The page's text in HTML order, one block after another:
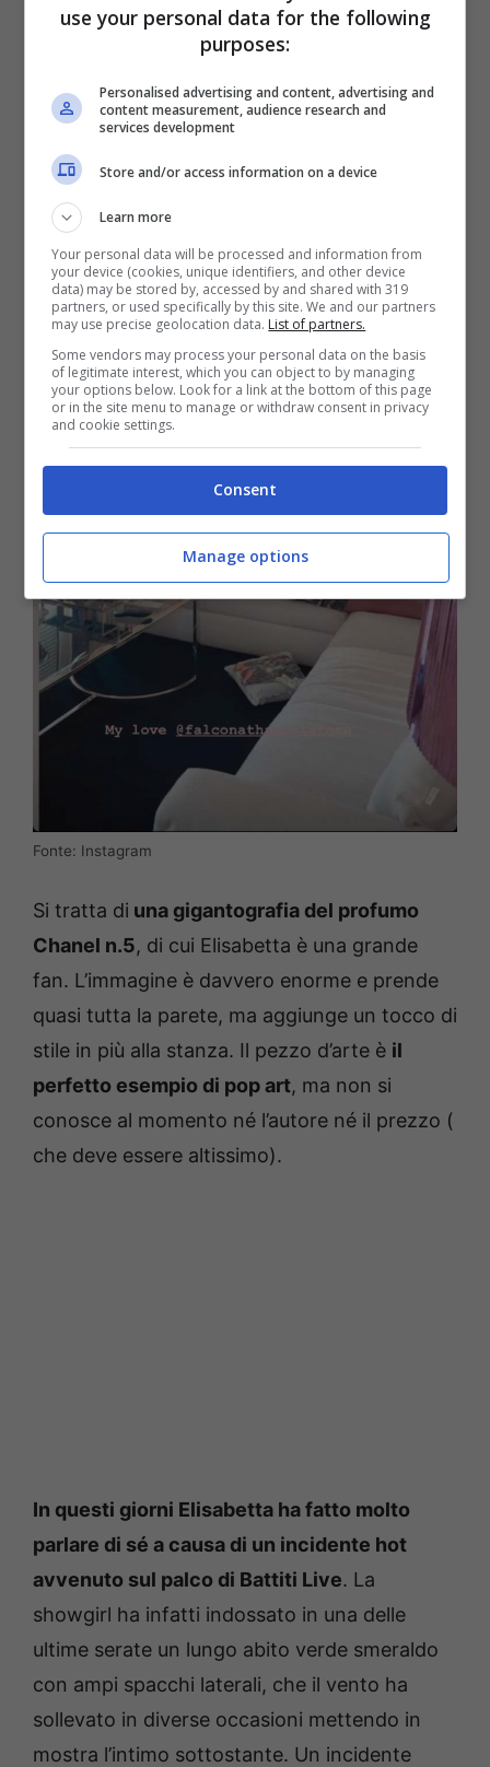
incredibile.
Fonte: Instagram
Si tratta di una gigantografia del profumo
Chanel n.5, di cui Elisabetta è una grande
fan. L’immagine è davvero enorme e prende
quasi tutta la parete, ma aggiunge un tocco di
stile in più alla stanza. Il pezzo d’arte è il
perfetto esempio di pop art, ma non si
conosce al momento né l’autore né il prezzo (
che deve essere altissimo).
In questi giorni Elisabetta ha fatto molto
parlare di sé a causa di un incidente hot
avvenuto sul palco di Battiti Live. La
showgirl ha infatti indossato in una delle
ultime serate un lungo abito verde smeraldo
con ampi spacchi laterali, che il vento ha
sollevato in diverse occasioni mettendo in
mostra l’intimo sottostante. Un incidente
use your personal data for the following
purposes:
Personalised advertising and content, advertising and
content measurement, audience research and
services development
Store and/or access information on a device
Learn more
Your personal data will be processed and information from
your device (cookies, unique identifiers, and other device
data) may be stored by, accessed by and shared with 319
partners, or used specifically by this site. We and our partners
may use precise geolocation data. List of partners.
Some vendors may process your personal data on the basis
of legitimate interest, which you can object to by managing
your options below. Look for a link at the bottom of this page
or in the site menu to manage or withdraw consent in privacy
and cookie settings.
Consent
Manage options